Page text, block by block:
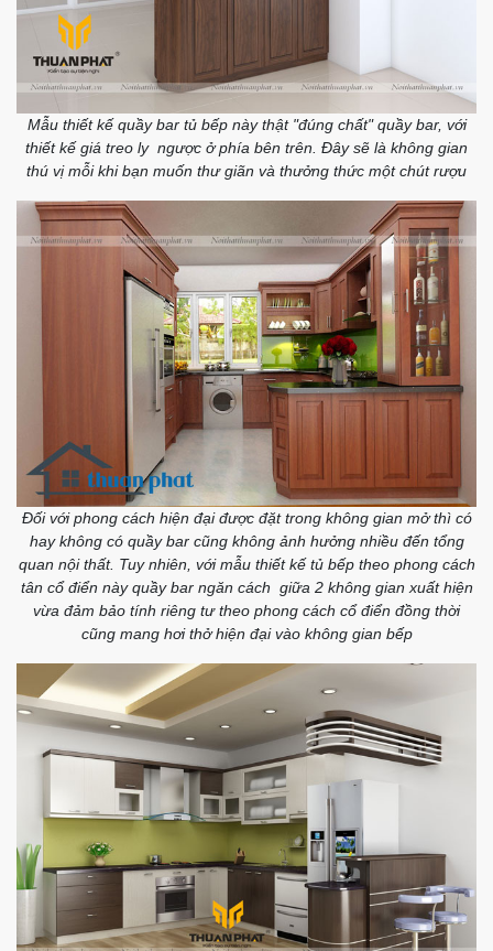
Mẫu thiết kế quầy bar tủ bếp này thật "đúng chất" quầy bar, với
thiết kế giá treo ly ngược ở phía bên trên. Đây sẽ là không gian
thú vị mỗi khi bạn muốn thư giãn và thưởng thức một chút rượu
Đối với phong cách hiện đại được đặt trong không gian mở thì có
hay không có quầy bar cũng không ảnh hưởng nhiều đến tổng
quan nội thất. Tuy nhiên, với mẫu thiết kế tủ bếp theo phong cách
tân cổ điển này quầy bar ngăn cách giữa 2 không gian xuất hiện
vừa đảm bảo tính riêng tư theo phong cách cổ điển đồng thời
cũng mang hơi thở hiện đại vào không gian bếp